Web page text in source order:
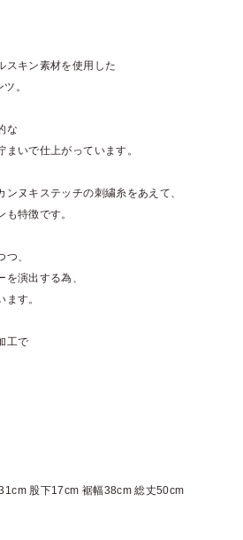
スキン素材を使⽤した
。
な
いで仕上がっています。
ヌキステッチの刺繍⽷をあえて、
特徴です。
、
演出する為、
す。
⼯で
股下17cm 裾幅38cm 総丈50cm